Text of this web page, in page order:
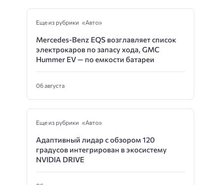
Еще из рубрики «Авто»
Mercedes-Benz EQS возглавляет список
электрокаров по запасу хода, GMC
Hummer EV — по емкости батареи
06 августа
Еще из рубрики «Авто»
Адаптивный лидар с обзором 120
градусов интегрирован в экосистему
NVIDIA DRIVE